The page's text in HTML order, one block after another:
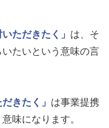
ただきたく」 は、そ
たいという意味の言
きたく」 は事業提携
味になります。